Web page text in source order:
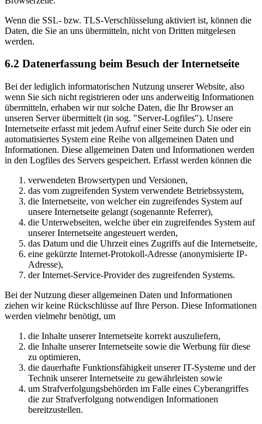
Wenn die SSL- bzw. TLS-Verschlüsselung aktiviert ist, können die
Daten, die Sie an uns übermitteln, nicht von Dritten mitgelesen
werden.
6.2 Datenerfassung beim Besuch der Internetseite
Bei der lediglich informatorischen Nutzung unserer Website, also
wenn Sie sich nicht registrieren oder uns anderweitig Informationen
übermitteln, erhaben wir nur solche Daten, die Ihr Browser an
unseren Server übermittelt (in sog. "Server-Logfiles"). Unsere
Internetseite erfasst mit jedem Aufruf einer Seite durch Sie oder ein
automatisiertes System eine Reihe von allgemeinen Daten und
Informationen. Diese allgemeinen Daten und Informationen werden
in den Logfiles des Servers gespeichert. Erfasst werden können die
verwendeten Browsertypen und Versionen,
das vom zugreifenden System verwendete Betriebssystem,
die Internetseite, von welcher ein zugreifendes System auf
unsere Internetseite gelangt (sogenannte Referrer),
die Unterwebseiten, welche über ein zugreifendes System auf
unserer Internetseite angesteuert werden,
das Datum und die Uhrzeit eines Zugriffs auf die Internetseite,
eine gekürzte Internet-Protokoll-Adresse (anonymisierte IP-
Adresse),
der Internet-Service-Provider des zugreifenden Systems.
Bei der Nutzung dieser allgemeinen Daten und Informationen
ziehen wir keine Rückschlüsse auf Ihre Person. Diese Informationen
werden vielmehr benötigt, um
die Inhalte unserer Internetseite korrekt auszuliefern,
die Inhalte unserer Internetseite sowie die Werbung für diese
zu optimieren,
die dauerhafte Funktionsfähigkeit unserer IT-Systeme und der
Technik unserer Internetseite zu gewährleisten sowie
um Strafverfolgungsbehörden im Falle eines Cyberangriffes
die zur Strafverfolgung notwendigen Informationen
bereitzustellen.